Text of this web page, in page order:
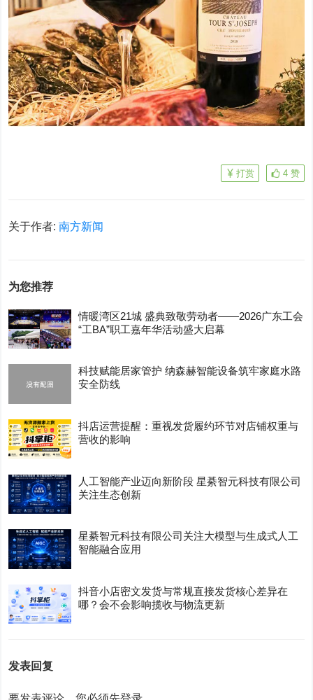
4 赞
打赏
关于作者:南方新闻
为您推荐
情暖湾区21城 盛典致敬劳动者——2026广东工会
“工BA”职工嘉年华活动盛大启幕
科技赋能居家管护 纳森赫智能设备筑牢家庭水路
安全防线
抖店运营提醒：重视发货履约环节对店铺权重与
营收的影响
人工智能产业迈向新阶段 星綦智元科技有限公司
关注生态创新
星綦智元科技有限公司关注大模型与生成式人工
智能融合应用
抖音小店密文发货与常规直接发货核心差异在
哪？会不会影响揽收与物流更新
发表回复